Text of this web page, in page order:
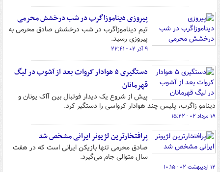
پیروزی دیناموزاگرب در شب درخشش محرمی
تیم دیناموزاگرب در شب درخشش صادق محرمی به
پیروزی رسید.
۹ آذر ۰۲ - ۲۲:۴۱
دستگیری ۵ هوادار کروات بعد از آشوب در لیگ
قهرمانان
پیش از شروع یک دیدار فوتبال بین آاک یونان و
دینامو زاگرب، پلیس چند هوادار کرواسی را دستگیر کرد.
۱۸ مرداد ۰۲ - ۱۵:۲۲
پرافتخارترین لژیونر ایرانی مشخص شد
صادق محرمی تنها بازیکن ایرانی است که در هفت
سال متوالی جام می‌گیرد.
۱۲ اردیبهشت ۰۲ - ۱۰:۱۵